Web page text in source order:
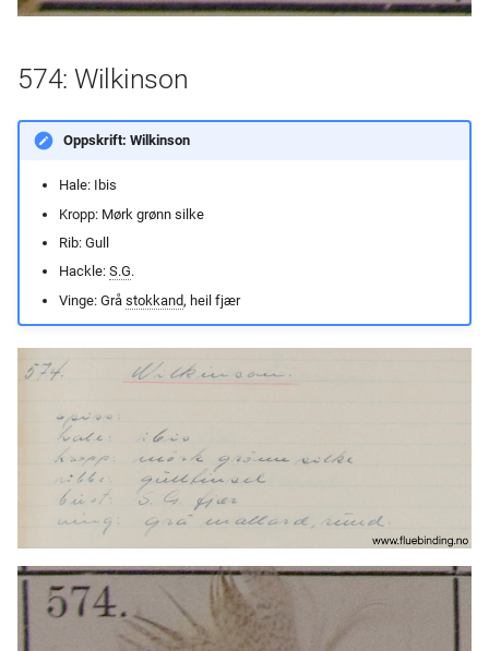
574: Wilkinson
Oppskrift: Wilkinson
Hale: Ibis
Kropp: Mørk grønn silke
Rib: Gull
Hackle: S.G.
Vinge: Grå stokkand, heil fjær